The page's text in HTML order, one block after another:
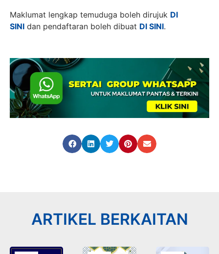
Maklumat lengkap temuduga boleh dirujuk DI
SINI dan pendaftaran boleh dibuat DI SINI.
ARTIKEL BERKAITAN